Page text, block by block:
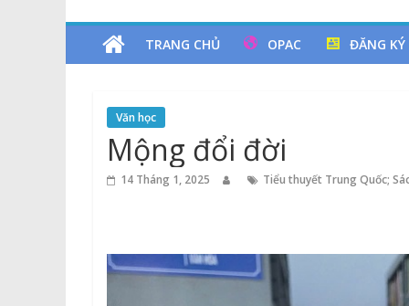
Tỉnh
Bình
Thuận
Cổng
TRANG CHỦ OPAC ĐĂNG
Văn học
Mộng đổi đời
14 Tháng 1, 2025 Tiểu thuyết Trung Quốc;